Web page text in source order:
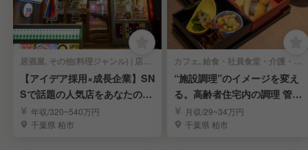
居酒屋, その他(料理ジャンル) | 店長・店長候補
【アイデア採用×成長企業】SN
Sで話題の人気店をあなたの手
で演出♪
年収/320~540万円
千葉県 柏市
カフェ, 給食・社員食堂・介護・病院 | 店長・店長候補
“施設調理”のイメージを変え
る。高齢者住宅内の調理 管理
者スタッフ募集!!
月収/29~34万円
千葉県 柏市